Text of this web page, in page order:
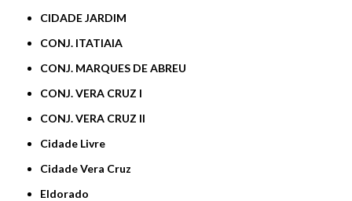
CIDADE JARDIM
CONJ. ITATIAIA
CONJ. MARQUES DE ABREU
CONJ. VERA CRUZ I
CONJ. VERA CRUZ II
Cidade Livre
Cidade Vera Cruz
Eldorado